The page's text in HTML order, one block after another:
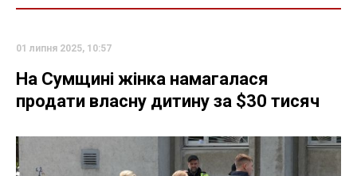
01 липня 2025, 10:57
На Сумщині жінка намагалася
продати власну дитину за $30 тисяч